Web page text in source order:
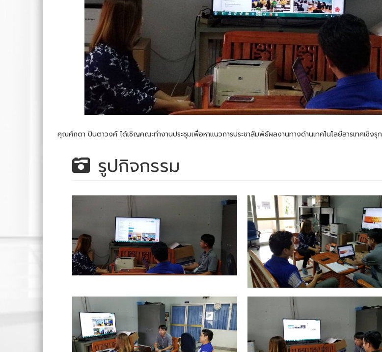
คุณศักดา ปินตาวงค์ ได้เชิญคณะทำงานประชุมเพื่อหาแนวการประชาสัมพัธ์ผลงานทางด้านเทคโนโลยีสารเทศเชิงรุก
รูปกิจกรรม